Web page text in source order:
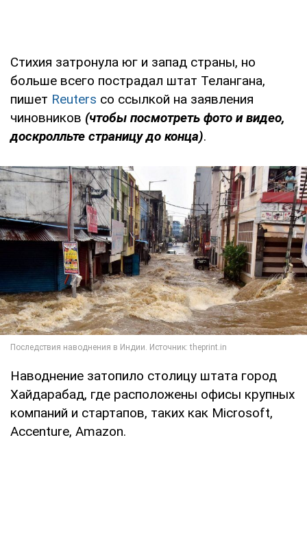
Стихия затронула юг и запад страны, но
больше всего пострадал штат Телангана,
пишет Reuters со ссылкой на заявления
чиновников (чтобы посмотреть фото и видео,
доскролльте страницу до конца).
Наводнение затопило столицу штата город
Хайдарабад, где расположены офисы крупных
компаний и стартапов, таких как Microsoft,
Accenture, Amazon.